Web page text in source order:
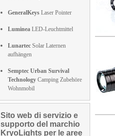
GeneralKeys Laser Pointer
Luminea LED-Leuchtmittel
Lunartec Solar Laternen
aufhängen
Semptec Urban Survival
Technology Camping Zubehöre
Wohnmobil
Sito web di servizio e
supporto del marchio
KryoLights per le aree